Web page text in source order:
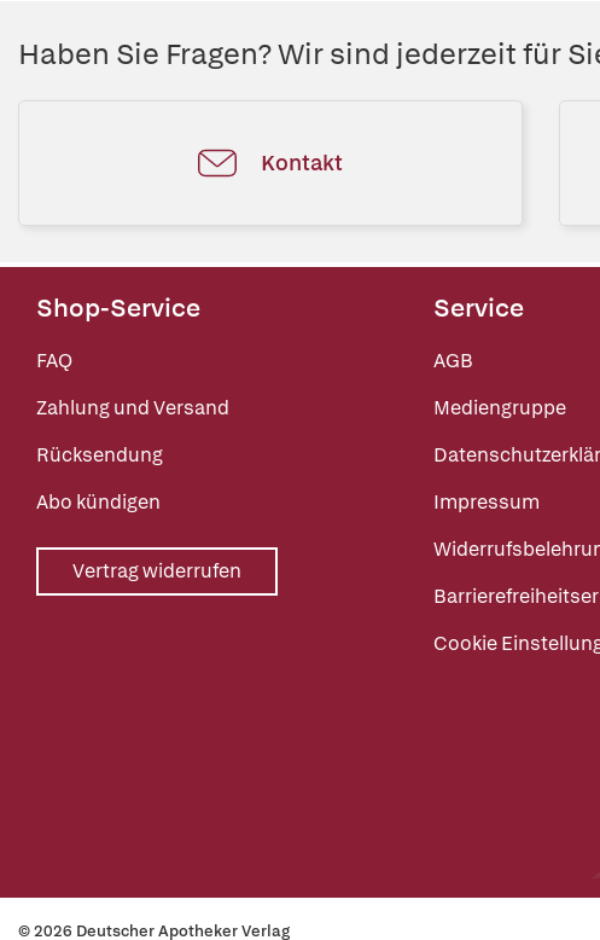
Haben Sie Fragen? Wir sind jederzeit für
Kontakt
Shop-Service
FAQ
Zahlung und Versand
Rücksendung
Abo kündigen
Vertrag widerrufen
Service
AGB
Mediengruppe
Impressum
Cookie
© 2026 Deutscher Apotheker Verlag